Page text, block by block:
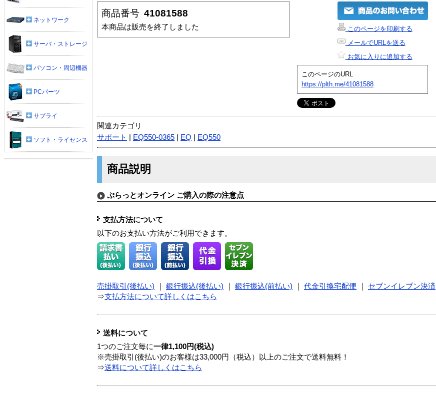
商品番号 41081588
本商品は販売を終了しました
このページを印刷する
メールでURLを送る
お気に入りに追加する
このページのURL
https://plth.me/41081588
関連カテゴリ
サポート
EQ550-0365 EQ EQ550
商品説明
ぷらっとオンライン ご購入の際の注意点
支払方法について
以下のお支払い方法がご利用できます。
売掛取引(後払い) 銀行振込(後払い) 銀行振込(前払い) 代金引換宅配便
セブンイレブン決済
⇒支払方法について詳しくはこちら
送料について
1つのご注文毎に一律1,100円(税込)
※売掛取引(後払い)のお客様は33,000円（税込）以上のご注文で送料無料！
⇒送料について詳しくはこちら
ネットワーク
サーバ・ストレージ
パソコン・周辺機器
PCパーツ
サプライ
ソフト・ライセンス